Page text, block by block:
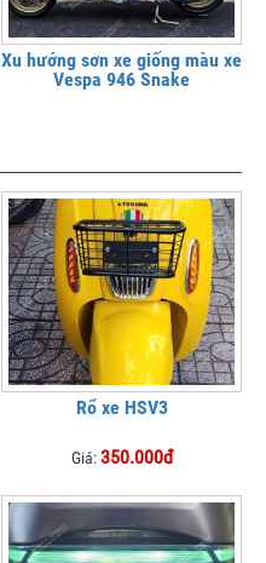
Xu hướng sơn xe giống màu xe
Vespa 946 Snake
Rổ xe HSV3
Giá:350.000đ